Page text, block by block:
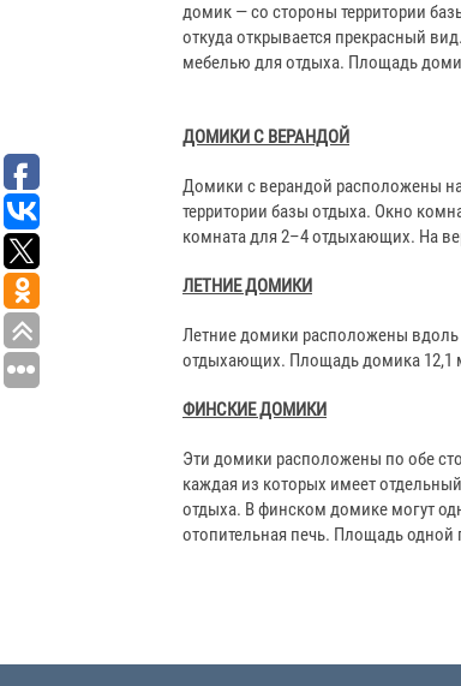
домик — со стороны территории
откуда открывается прекрасный
мебелью для отдыха. Площадь
ДОМИКИ С ВЕРАНДОЙ
Домики с верандой расположены
территории базы отдыха. Окно
комната для 2–4 отдыхающих. На
ЛЕТНИЕ ДОМИКИ
Летние домики расположены вдоль
отдыхающих. Площадь домика 12,1
ФИНСКИЕ ДОМИКИ
Эти домики расположены по обе
каждая из которых имеет
отдыха. В финском домике могут
отопительная печь. Площадь